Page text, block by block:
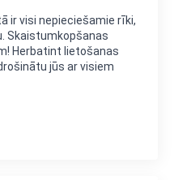
ir visi nepieciešamie rīki,
Skaistumkopšanas
Herbatint lietošanas
jūs ar visiem